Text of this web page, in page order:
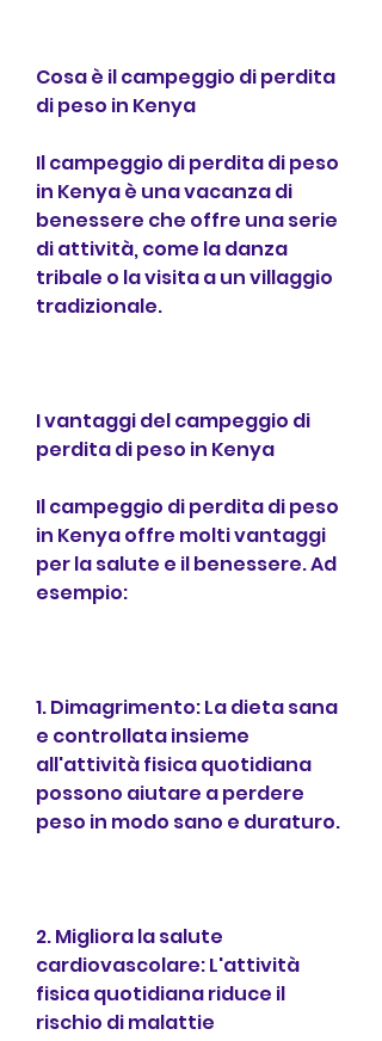
Cosa è il campeggio di perdita
di peso in Kenya
Il campeggio di perdita di peso
in Kenya è una vacanza di
benessere che offre una serie
di attività, come la danza
tribale o la visita a un villaggio
tradizionale.
I vantaggi del campeggio di
perdita di peso in Kenya
Il campeggio di perdita di peso
in Kenya offre molti vantaggi
per la salute e il benessere. Ad
esempio:
1. Dimagrimento: La dieta sana
e controllata insieme
all'attività fisica quotidiana
possono aiutare a perdere
peso in modo sano e duraturo.
2. Migliora la salute
cardiovascolare: L'attività
fisica quotidiana riduce il
rischio di malattie